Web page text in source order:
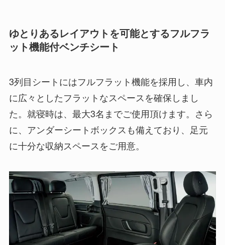
ゆとりあるレイアウトを可能とするフルフラ
ット機能付ベンチシート
3列目シートにはフルフラット機能を採用し、車内
に広々としたフラットなスペースを確保しまし
た。就寝時は、最大3名までご使用頂けます。さら
に、アンダーシートボックスも備えており、足元
に十分な収納スペースをご用意。